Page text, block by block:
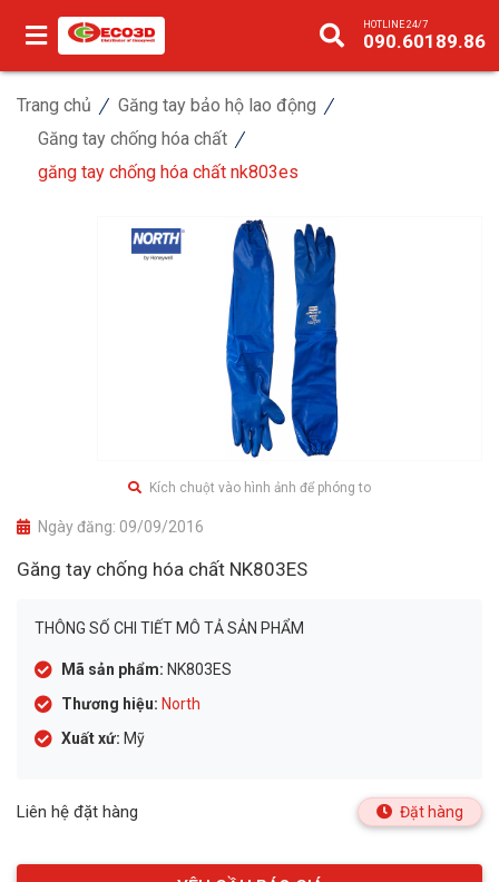
HOTLINE 24/7
090.60189.86
Trang chủ
Găng tay bảo hộ lao động
Găng tay chống hóa chất
găng tay chống hóa chất nk803es
Kích chuột vào hình ảnh để phóng to
Ngày đăng: 09/09/2016
Găng tay chống hóa chất NK803ES
THÔNG SỐ CHI TIẾT MÔ TẢ SẢN PHẨM
Mã sản phẩm: NK803ES
Thương hiệu: North
Xuất xứ: Mỹ
Liên hệ đặt hàng Đặt hàng